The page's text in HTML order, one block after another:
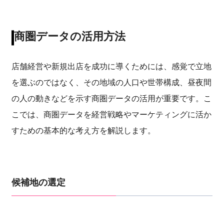
商圏データの活用方法
店舗経営や新規出店を成功に導くためには、感覚で立地
を選ぶのではなく、その地域の人口や世帯構成、昼夜間
の人の動きなどを示す商圏データの活用が重要です。こ
こでは、商圏データを経営戦略やマーケティングに活か
すための基本的な考え方を解説します。
候補地の選定